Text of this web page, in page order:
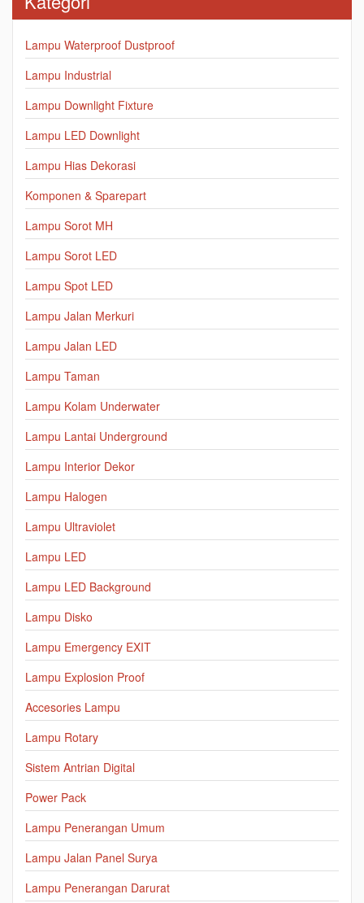
Lampu Waterproof Dustproof
Lampu Industrial
Lampu Downlight Fixture
Lampu LED Downlight
Lampu Hias Dekorasi
Komponen & Sparepart
Lampu Sorot MH
Lampu Sorot LED
Lampu Spot LED
Lampu Jalan Merkuri
Lampu Jalan LED
Lampu Taman
Lampu Kolam Underwater
Lampu Lantai Underground
Lampu Interior Dekor
Lampu Halogen
Lampu Ultraviolet
Lampu LED
Lampu LED Background
Lampu Disko
Lampu Emergency EXIT
Lampu Explosion Proof
Accesories Lampu
Lampu Rotary
Sistem Antrian Digital
Power Pack
Lampu Penerangan Umum
Lampu Jalan Panel Surya
Lampu Penerangan Darurat